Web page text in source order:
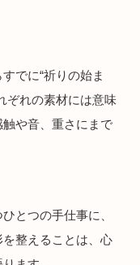
でに“祈りの始ま
ぞれの素材には意味
や音、重さにまで
とつの手仕事に、
整えることは、心